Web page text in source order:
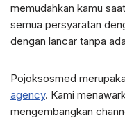
memudahkan kamu
semua persyaratan
dengan lancar tanpa
Pojoksosmed
agency. Kami
mengembangkan